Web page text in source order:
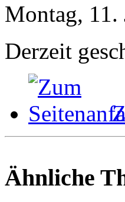
Montag,
Derzeit
Ähnliche